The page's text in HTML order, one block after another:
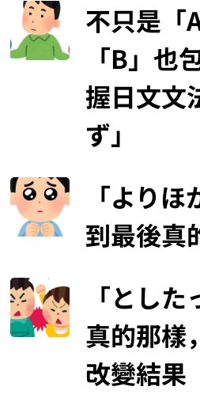
不只是「
「B」也
握日文文
ず」
「より
到最後真
「とし
真的那樣
改變結果